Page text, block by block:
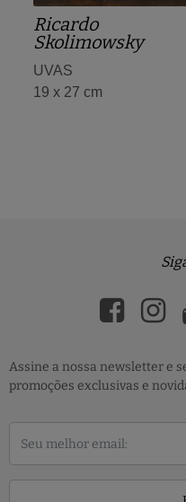
Ricardo
Skolimowsky
UVAS
19 x 27 cm
Assine a nossa newsletter e
promoções exclusivas e